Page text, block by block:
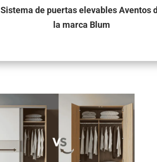
Sistema de puertas elevables Aventos
la marca Blum